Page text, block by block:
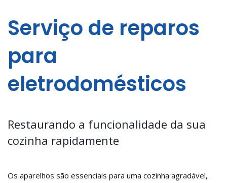
Serviço de reparos
para
eletrodomésticos
Restaurando a funcionalidade da sua
cozinha rapidamente
Os aparelhos são essenciais para uma cozinha agradável,